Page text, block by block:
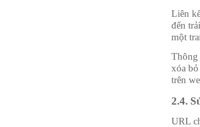
Liên
đến
một
Thông
xóa
trên
2.4.
URL